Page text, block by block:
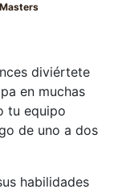
diviértete
en muchas
tu equipo
de uno a dos
habilidades